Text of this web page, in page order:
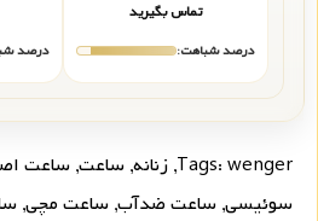
تماس بگیرید
درصد شباهت:
درصد
Tags: wenger
, زنانه, ساعت, ساعت
سوئیسی, ساعت ضدآب, ساعت مچی,